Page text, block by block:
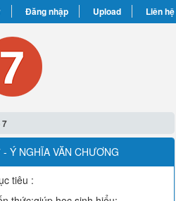
Đăng nhập Upload Liên hệ
7
Ý NGHĨA VĂN CHƯƠNG
tiêu :